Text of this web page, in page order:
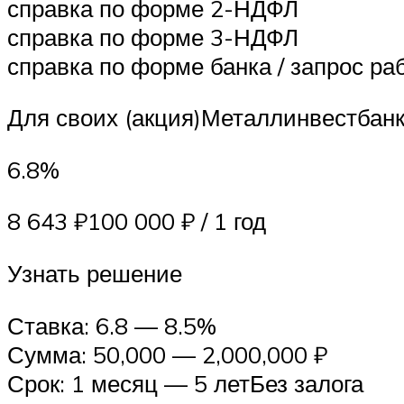
справка по форме 2-НДФЛ
справка по форме 3-НДФЛ
справка по форме банка / запрос
Для своих (акция)Металлинвестбанк
6.8%
8 643 ₽100 000 ₽ / 1 год
Узнать решение
Ставка: 6.8 — 8.5%
Сумма: 50,000 — 2,000,000 ₽
Срок: 1 месяц — 5 летБез залога